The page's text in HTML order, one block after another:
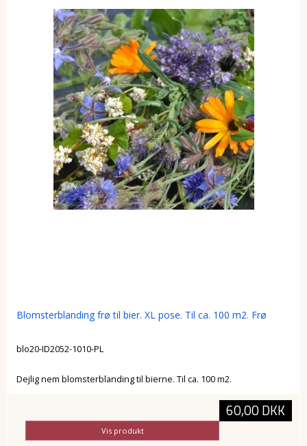
Blomsterblanding frø til bier. XL pose. Til ca. 100 m2. Frø
blo20-ID2052-1010-PL
Dejlig nem blomsterblanding til bierne. Til ca. 100 m2.
60,00 DKK
Vis produkt